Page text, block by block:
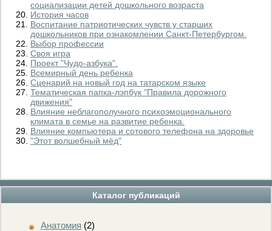
Каталог публикаций
Анатомия (2)
социализации детей дошкольного возраста
История часов
Воспитание патриотических чувств у старших
дошкольников при ознакомлении Санкт-Петербургом.
Выбор профессии
Своя игра
Проект "Чудо-азбука".
Всемирный день ребенка
Сценарий на новый год на татарском языке
Тематическая папка-лэпбук "Правила дорожного
движения"
Влияние неблагополучного психоэмоционального
климата в семье на развитие ребенка.
Влияние компьютера и сотового телефона на здоровье
"Этот волшебный мёд"